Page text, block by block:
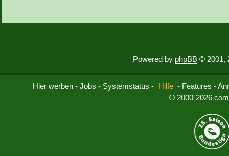
Powered by phpBB © 2001,
Hier werben -Jobs - Systemstatus - Hilfe - Features -
© 2000-2026